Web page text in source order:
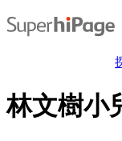
林文樹小